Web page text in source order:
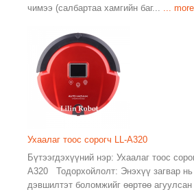
чимээ (салбартаа хамгийн баг...
...
Ухаалаг тоос сорогч LL-A320
Бүтээгдэхүүний нэр: Ухаалаг тоос
A320 Тодорхойлолт: Энэхүү загвар
дэвшилтэт боломжийг өөртөө